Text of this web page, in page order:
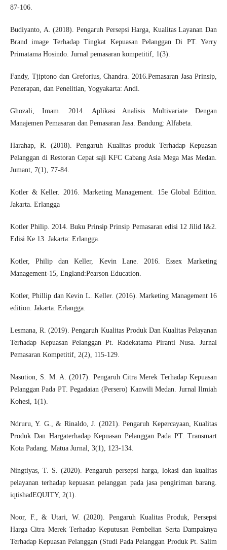
87-106.
Budiyanto, A. (2018). Pengaruh Persepsi Harga, Kualitas Layanan Dan
Brand image Terhadap Tingkat Kepuasan Pelanggan Di PT. Yerry
Primatama Hosindo. Jurnal pemasaran kompetitif, 1(3).
Fandy, Tjiptono dan Greforius, Chandra. 2016.Pemasaran Jasa Prinsip,
Penerapan, dan Penelitian, Yogyakarta: Andi.
Ghozali, Imam. 2014. Aplikasi Analisis Multivariate Dengan
Manajemen Pemasaran dan Pemasaran Jasa. Bandung: Alfabeta.
Harahap, R. (2018). Pengaruh Kualitas produk Terhadap Kepuasan
Pelanggan di Restoran Cepat saji KFC Cabang Asia Mega Mas Medan.
Jumant, 7(1), 77-84.
Kotler & Keller. 2016. Marketing Management. 15e Global Edition.
Jakarta. Erlangga
Kotler Philip. 2014. Buku Prinsip Prinsip Pemasaran edisi 12 Jilid I&2.
Edisi Ke 13. Jakarta: Erlangga.
Kotler, Philip dan Keller, Kevin Lane. 2016. Essex Marketing
Management-15, England:Pearson Education.
Kotler, Phillip dan Kevin L. Keller. (2016). Marketing Management 16
edition. Jakarta. Erlangga.
Lesmana, R. (2019). Pengaruh Kualitas Produk Dan Kualitas Pelayanan
Terhadap Kepuasan Pelanggan Pt. Radekatama Piranti Nusa. Jurnal
Pemasaran Kompetitif, 2(2), 115-129.
Nasution, S. M. A. (2017). Pengaruh Citra Merek Terhadap Kepuasan
Pelanggan Pada PT. Pegadaian (Persero) Kanwili Medan. Jurnal Ilmiah
Kohesi, 1(1).
Ndruru, Y. G., & Rinaldo, J. (2021). Pengaruh Kepercayaan, Kualitas
Produk Dan Hargaterhadap Kepuasan Pelanggan Pada PT. Transmart
Kota Padang. Matua Jurnal, 3(1), 123-134.
Ningtiyas, T. S. (2020). Pengaruh persepsi harga, lokasi dan kualitas
pelayanan terhadap kepuasan pelanggan pada jasa pengiriman barang.
iqtishadEQUITY, 2(1).
Noor, F., & Utari, W. (2020). Pengaruh Kualitas Produk, Persepsi
Harga Citra Merek Terhadap Keputusan Pembelian Serta Dampaknya
Terhadap Kepuasan Pelanggan (Studi Pada Pelanggan Produk Pt. Salim